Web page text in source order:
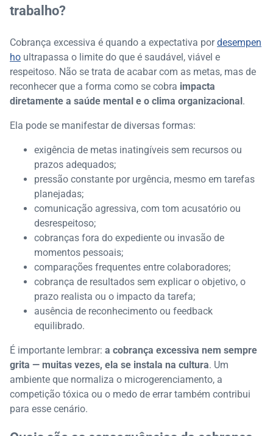
trabalho?
Cobrança excessiva é quando a expectativa pordesempen
ho ultrapassa o limite do que é saudável, viável e
respeitoso. Não se trata de acabar com as metas, mas de
reconhecer que a forma como se cobra impacta
diretamente a saúde mental e o clima organizacional.
Ela pode se manifestar de diversas formas:
exigência de metas inatingíveis sem recursos ou
prazos adequados;
pressão constante por urgência, mesmo em tarefas
planejadas;
comunicação agressiva, com tom acusatório ou
desrespeitoso;
cobranças fora do expediente ou invasão de
momentos pessoais;
comparações frequentes entre colaboradores;
cobrança de resultados sem explicar o objetivo, o
prazo realista ou o impacto da tarefa;
ausência de reconhecimento ou feedback
equilibrado.
É importante lembrar: a cobrança excessiva nem sempre
grita — muitas vezes, ela se instala na cultura. Um
ambiente que normaliza o microgerenciamento, a
competição tóxica ou o medo de errar também contribui
para esse cenário.